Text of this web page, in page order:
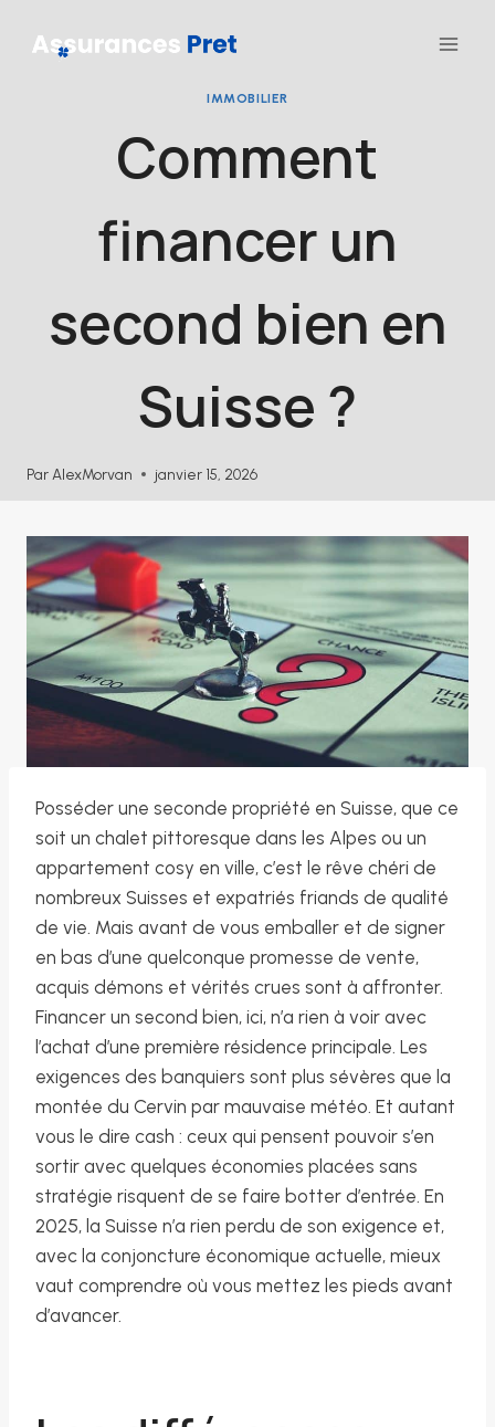
IMMOBILIER
Comment
financer un
second bien en
Suisse ?
Par AlexMorvan janvier 15, 2026
Posséder une seconde propriété en Suisse, que ce
soit un chalet pittoresque dans les Alpes ou un
appartement cosy en ville, c’est le rêve chéri de
nombreux Suisses et expatriés friands de qualité
de vie. Mais avant de vous emballer et de signer
en bas d’une quelconque promesse de vente,
acquis démons et vérités crues sont à affronter.
Financer un second bien, ici, n’a rien à voir avec
l’achat d’une première résidence principale. Les
exigences des banquiers sont plus sévères que la
montée du Cervin par mauvaise météo. Et autant
vous le dire cash : ceux qui pensent pouvoir s’en
sortir avec quelques économies placées sans
stratégie risquent de se faire botter d’entrée. En
2025, la Suisse n’a rien perdu de son exigence et,
avec la conjoncture économique actuelle, mieux
vaut comprendre où vous mettez les pieds avant
d’avancer.